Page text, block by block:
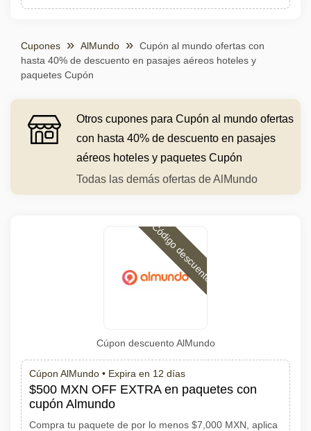
Cupones AlMundo
Cupón al mundo ofertas con
hasta 40% de descuento en pasajes aéreos hoteles y
paquetes Cupón
Otros cupones para Cupón al mundo ofertas
con hasta 40% de descuento en pasajes
aéreos hoteles y paquetes Cupón
Todas las demás ofertas de AlMundo
Código descuento
Cúpon descuento AlMundo
Cúpon AlMundo • Expira en 12 días
$500 MXN OFF EXTRA en paquetes con
cupón Almundo
Compra tu paquete de por lo menos $7,000 MXN, aplica